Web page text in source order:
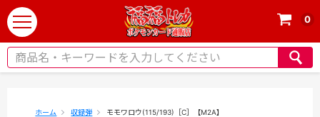
t
o
g
0
ホーム 収録弾 モモワロウ(115/193)［C］【M2A】